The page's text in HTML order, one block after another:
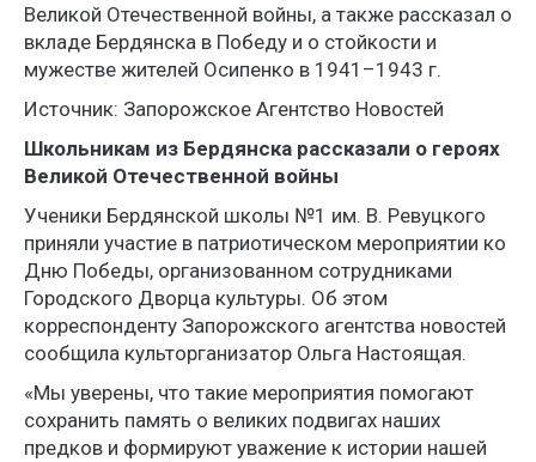
Великой Отечественной войны, а также рассказал о
вкладе Бердянска в Победу и о стойкости и
мужестве жителей Осипенко в 1941–1943 г.
Источник: Запорожское Агентство Новостей
Школьникам из Бердянска рассказали о героях
Великой Отечественной войны
Ученики Бердянской школы №1 им. В. Ревуцкого
приняли участие в патриотическом мероприятии ко
Дню Победы, организованном сотрудниками
Городского Дворца культуры. Об этом
корреспонденту Запорожского агентства новостей
сообщила культорганизатор Ольга Настоящая.
«Мы уверены, что такие мероприятия помогают
сохранить память о великих подвигах наших
предков и формируют уважение к истории нашей